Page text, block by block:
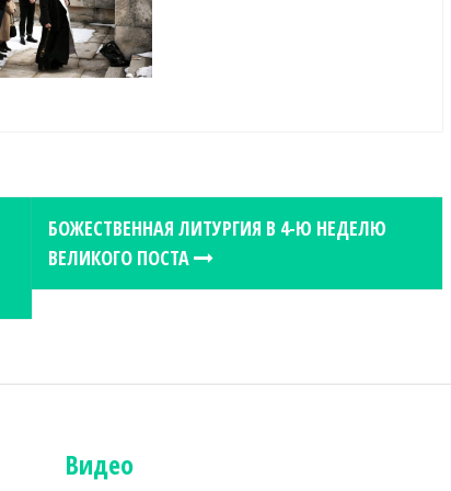
БОЖЕСТВЕННАЯ ЛИТУРГИЯ В 4-Ю НЕДЕЛЮ
ВЕЛИКОГО ПОСТА
Видео